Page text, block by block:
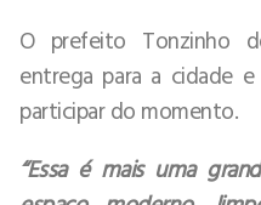
O prefeito Tonzinho
entrega para a cidade
participar do momento.
“Essa é mais uma